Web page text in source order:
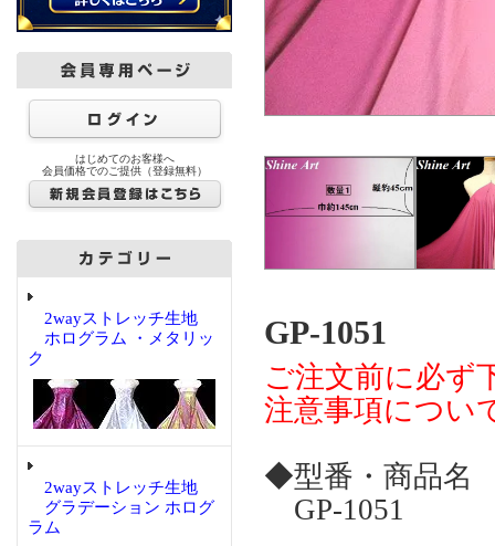
はじめてのお客様へ
会員価格でのご提供（登録無料）
2wayストレッチ生地
ホログラム ・メタリッ
ク
2wayストレッチ生地
グラデーション ホログ
ラム
GP-1051
ご注文前に必ず
注意事項につい
◆型番・商品名
GP-1051